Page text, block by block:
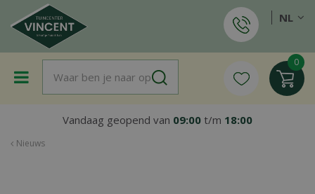
a
Nieuws
Vandaag geopend van 09:00 t/m 18:00
NL